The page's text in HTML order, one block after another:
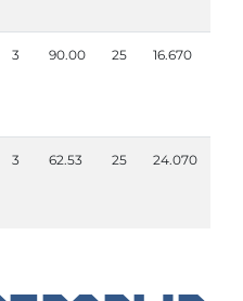
3 90.00 25 16.670
3 62.53 25 24.070